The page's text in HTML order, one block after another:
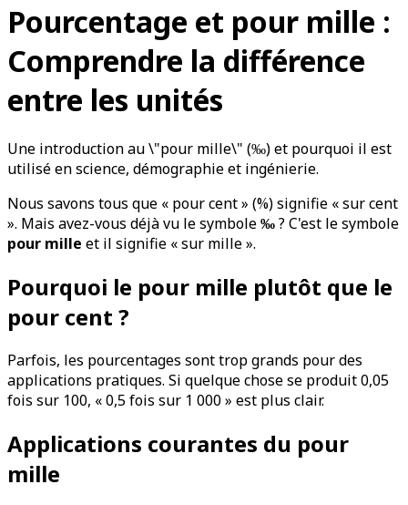
Pourcentage et pour mille :
Comprendre la différence
entre les unités
Une introduction au \"pour mille\" (‰) et pourquoi il est
utilisé en science, démographie et ingénierie.
Nous savons tous que « pour cent » (%) signifie « sur cent
». Mais avez-vous déjà vu le symbole‰? C'est le symbole
pour mille et il signifie « sur mille ».
Pourquoi le pour mille plutôt que le
pour cent ?
Parfois, les pourcentages sont trop grands pour des
applications pratiques. Si quelque chose se produit 0,05
fois sur 100, « 0,5 fois sur 1 000 » est plus clair.
Applications courantes du pour
mille